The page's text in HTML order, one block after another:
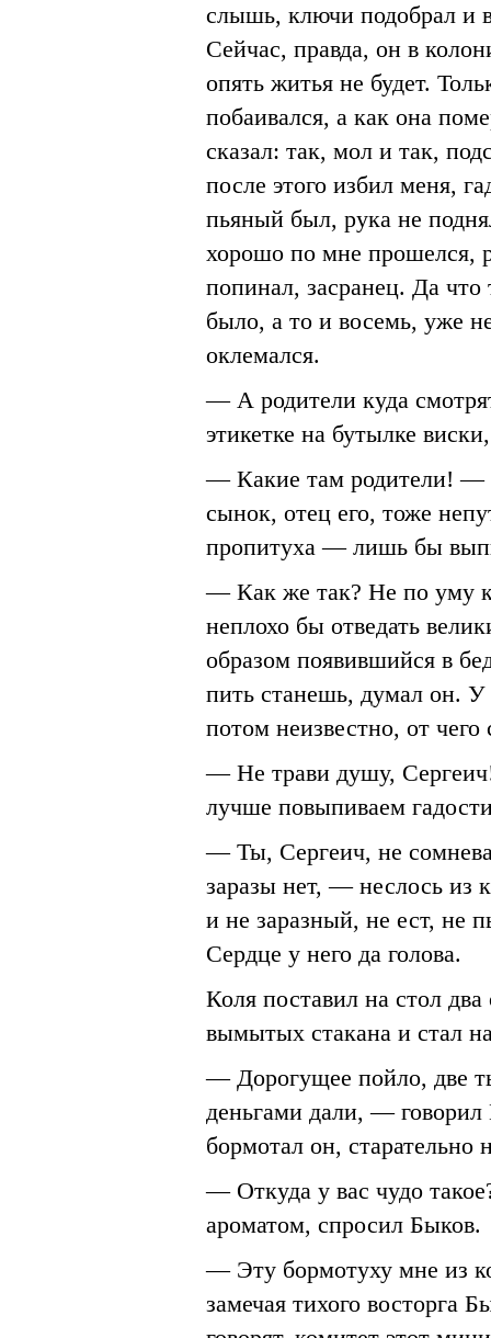
слышь, ключи подобрал и
Сейчас, правда, он в
опять житья не будет.
побаивался, а как она
сказал: так, мол и так,
после этого избил меня,
пьяный был, рука не
хорошо по мне прошелся,
попинал, засранец. Да что
было, а то и восемь, уже
оклемался.
— А родители куда
этикетке на бутылке
— Какие там родители! —
сынок, отец его, тоже
пропитуха — лишь бы
— Как же так? Не по уму
неплохо бы отведать
образом появившийся в
пить станешь, думал он.
потом неизвестно, от чего
— Не трави душу,
лучше повыпиваем
— Ты, Сергеич, не
заразы нет, — неслось из
и не заразный, не ест, не
Сердце у него да голова.
Коля поставил на стол
вымытых стакана и стал
— Дорогущее пойло, две
деньгами дали, —
бормотал он, старательно
— Откуда у вас чудо
ароматом, спросил Быков.
— Эту бормотуху мне из
замечая тихого восторга